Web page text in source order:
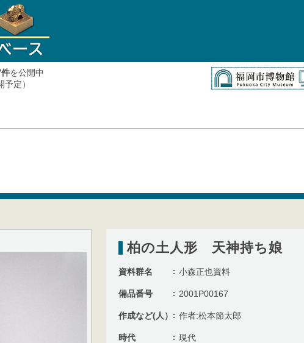
件を公開中
予定）
柏の土人形 天神持ち娘
資料群名 小森正也資料
備品番号 2001P00167
作成など(人） 作者:松本節太郎
時代 現代